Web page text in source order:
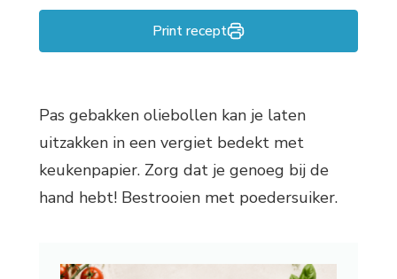
Print recept
Pas gebakken oliebollen kan je laten
uitzakken in een vergiet bedekt met
keukenpapier. Zorg dat je genoeg bij de
hand hebt! Bestrooien met poedersuiker.